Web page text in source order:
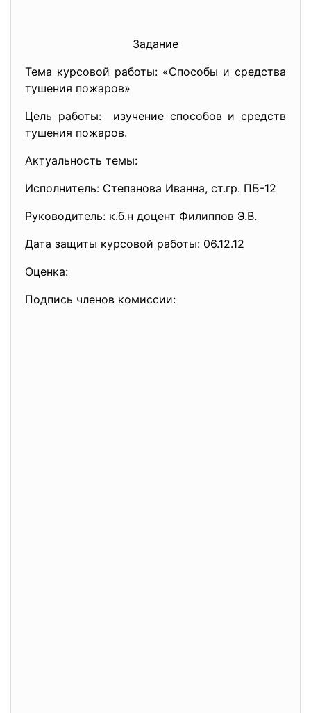
Задание
Тема курсовой работы: «Способы и средства
тушения пожаров»
Цель работы: изучение способов и средств
тушения пожаров.
Актуальность темы:
Исполнитель: Степанова Иванна, ст.гр. ПБ-12
Руководитель: к.б.н доцент Филиппов Э.В.
Дата защиты курсовой работы: 06.12.12
Оценка:
Подпись членов комиссии: